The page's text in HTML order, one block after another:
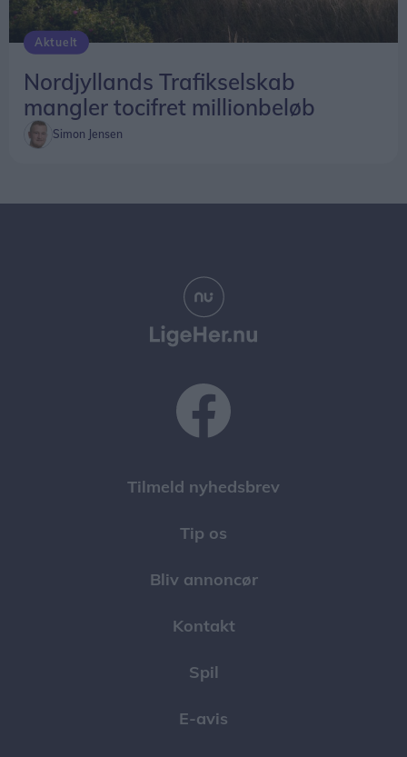
Aktuelt
Nordjyllands Trafikselskab
mangler tocifret millionbeløb
Simon Jensen
Tilmeld nyhedsbrev
Tip os
Bliv annoncør
Kontakt
Spil
E-avis